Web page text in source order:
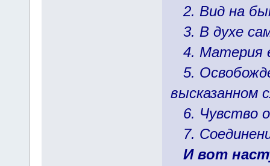
2. Вид на
3. В духе
4. Материя
5.
высказанном
6. Чувство
7.
И вот